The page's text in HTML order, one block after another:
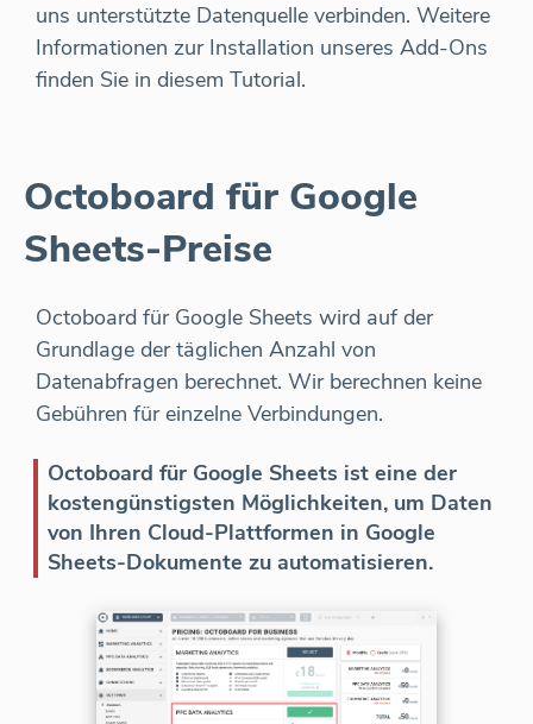
uns unterstützte Datenquelle verbinden. Weitere
Informationen zur Installation unseres Add-Ons
finden Sie in diesem Tutorial.
Octoboard für Google
Sheets-Preise
Octoboard für Google Sheets wird auf der
Grundlage der täglichen Anzahl von
Datenabfragen berechnet. Wir berechnen keine
Gebühren für einzelne Verbindungen.
Octoboard für Google Sheets ist eine der
kostengünstigsten Möglichkeiten, um Daten
von Ihren Cloud-Plattformen in Google
Sheets-Dokumente zu automatisieren.